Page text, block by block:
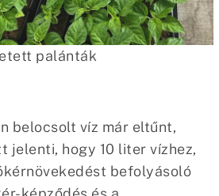
palánták
belocsolt víz már eltűnt,
jelenti, hogy 10 liter vízhez,
befolyásoló